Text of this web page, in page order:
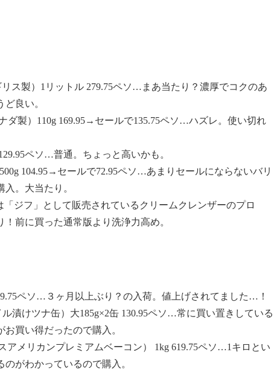
リス製）1リットル 279.75ペソ…まあ当たり？濃厚でコクのあ
良い。
製）110g 169.95→セールで135.75ペソ…ハズレ。使い切れ
ペソ…普通。ちょっと高いかも。
500g 104.95→セールで72.95ペソ…あまりセールにならないバリ
。大当たり。
「ジフ」として販売されているクリームクレンザーのプロ
前に買った通常版より洗浄力高め。
ペソ…３ヶ月以上ぶり？の入荷。 値上げされてました…！
ル漬けツナ缶）大185g×2缶 130.95ペソ…常に買い置きしている
買い得だったので購入。
アメリカンプレミアムベーコン） 1kg 619.75ペソ…1キロとい
がわかっているので購入。